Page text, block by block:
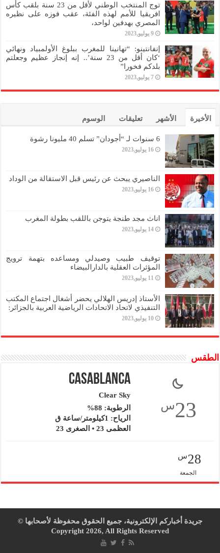
توج المنتخب الوطني لأقل من 23 سنة بلقب كأس
افريقيا للأمم لهذه الفئة، عقب فوزه على نظيره
المصري بهدفين لواحد،
9 يوليو,2023
إنفانتينو: “تهانينا للمغرب ببلوغ الأولمبياد ونهائي
‘كان أقل من 23 سنة’.. إنه إنجاز عظيم وجعلتم
بلدكم فخورا”
7 يوليو,2023
الأخيرة الأشهر تعليقات الوسوم
6 سنوات لـ “أجودان” تسلم 40 مليونا رشوة
16 يوليو,2023
الناصيري يبحث عن رئيس قبل الاستقالة من الوداد
16 يوليو,2023
اناث مجد طنجة يتوجن باللقب بطولة المغرب
14 يوليو,2023
توقيف طبيب وصيدلي ومساعده بتهمة ترويج
المؤثرات العقلية بالدارالبيضاء
11 يوليو,2023
الأستاذ إدريس الهلالي يحضر أشغال اجتماع المكتب
التنفيذي لاتحاد الاتحادات الرياضية العربية بالجزائر:
10 يوليو,2023
الطقس
23س
Casablanca
Clear Sky
الرطوبة: 88%
الرياح: 1كيلومتر/ساعة ق
العظمى 23 • الصغرى 23
28س
الجمعة
جريدة أخباركم الإلكترونية، جميع الحقوق محفوظة لأصحابها ©
Copyright 2026, All Rights Reserved